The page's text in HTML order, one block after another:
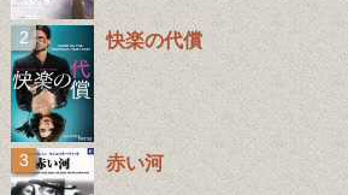
快楽の代償
赤い河